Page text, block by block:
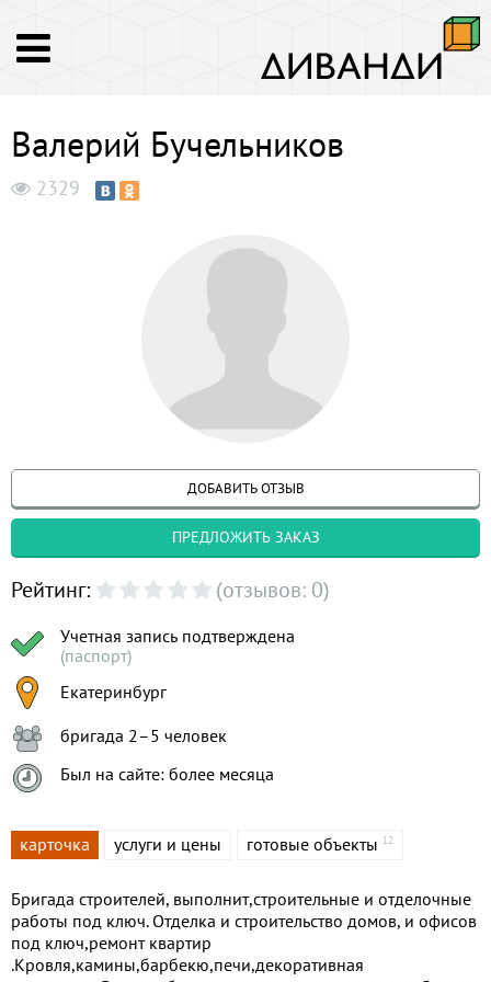
Валерий Бучельников
2329
ДОБАВИТЬ ОТЗЫВ
ПРЕДЛОЖИТЬ ЗАКАЗ
Рейтинг: (отзывов: 0)
Учетная запись подтверждена
(паспорт)
Екатеринбург
бригада 2–5 человек
Был на сайте: более месяца
карточка услуги и цены готовые объекты 12
Бригада строителей, выполнит,строительные и отделочные
работы под ключ. Отделка и строительство домов, и офисов
под ключ,ремонт квартир
.Кровля,камины,барбекю,печи,декоративная